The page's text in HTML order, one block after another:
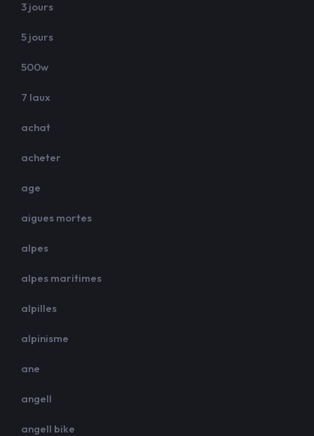
3 jours
5 jours
500w
7 laux
achat
acheter
age
aigues mortes
alpes
alpes maritimes
alpilles
alpinisme
ane
angell
angell bike